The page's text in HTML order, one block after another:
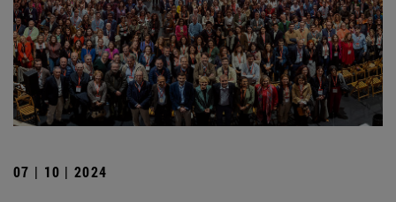
07 | 10 | 2024